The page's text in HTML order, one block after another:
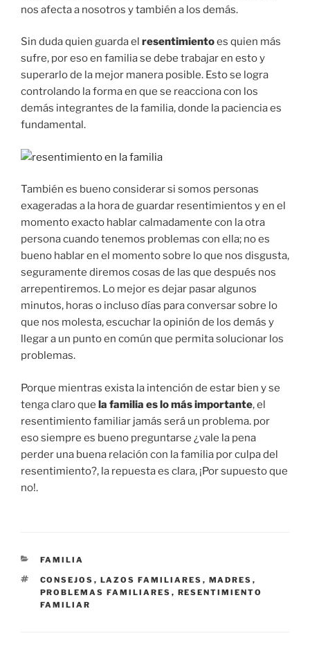
nos afecta a nosotros y también a los demás.
Sin duda quien guarda el resentimientoes quien más
sufre, por eso en familia se debe trabajar en esto y
superarlo de la mejor manera posible. Esto se logra
controlando la forma en que se reacciona con los
demás integrantes de la familia, donde la paciencia es
fundamental.
También es bueno considerar si somos personas
exageradas a la hora de guardar resentimientos y en el
momento exacto hablar calmadamente con la otra
persona cuando tenemos problemas con ella; no es
bueno hablar en el momento sobre lo que nos disgusta,
seguramente diremos cosas de las que después nos
arrepentiremos. Lo mejor es dejar pasar algunos
minutos, horas o incluso días para conversar sobre lo
que nos molesta, escuchar la opinión de los demás y
llegar a un punto en común que permita solucionar los
problemas.
Porque mientras exista la intención de estar bien y se
tenga claro que la familia es lo más importante, el
resentimiento familiar jamás será un problema. por
eso siempre es bueno preguntarse ¿vale la pena
perder una buena relación con la familia por culpa del
resentimiento?, la repuesta es clara, ¡Por supuesto que
no!.
CATEGORÍAS
FAMILIA
ETIQUETAS
CONSEJOS , LAZOS FAMILIARES , MADRES ,
PROBLEMAS FAMILIARES , RESENTIMIENTO
FAMILIAR